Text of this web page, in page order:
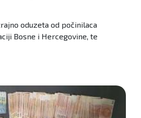
oduzeta od počinilaca
Bosne i Hercegovine, te